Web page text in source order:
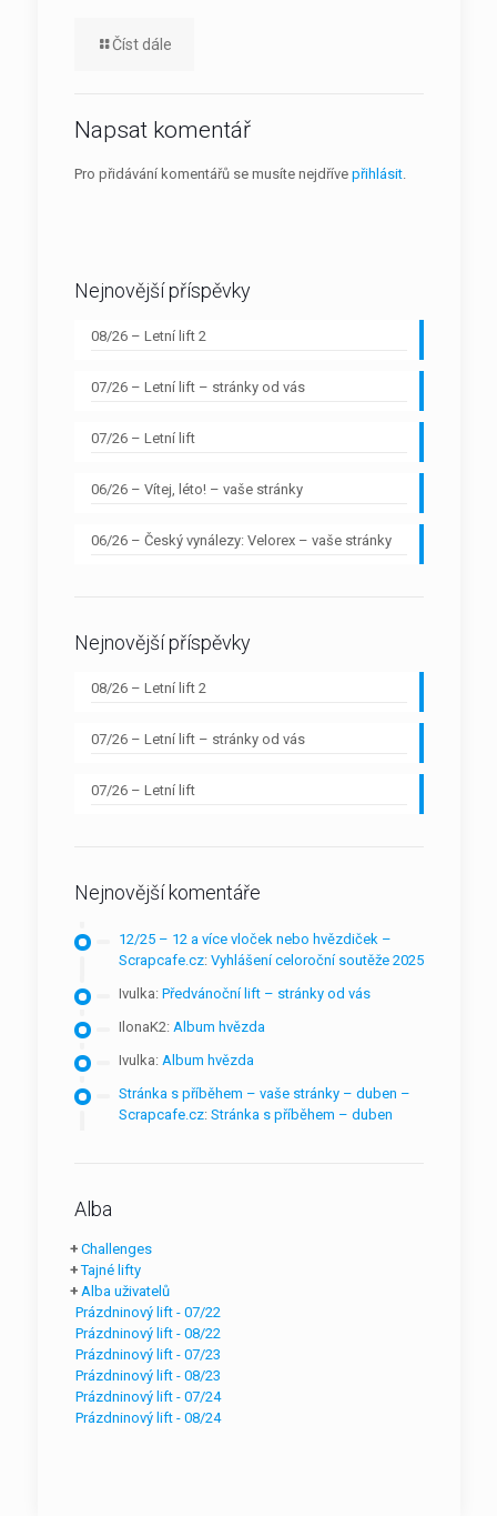
Číst dále
Napsat komentář
Pro přidávání komentářů se musíte nejdříve přihlásit.
Nejnovější příspěvky
08/26 – Letní lift 2
07/26 – Letní lift – stránky od vás
07/26 – Letní lift
06/26 – Vítej, léto! – vaše stránky
06/26 – Český vynálezy: Velorex – vaše stránky
Nejnovější příspěvky
08/26 – Letní lift 2
07/26 – Letní lift – stránky od vás
07/26 – Letní lift
Nejnovější komentáře
12/25 – 12 a více vloček nebo hvězdiček –
Scrapcafe.cz: Vyhlášení celoroční soutěže 2025
Ivulka: Předvánoční lift – stránky od vás
IlonaK2: Album hvězda
Ivulka: Album hvězda
Stránka s příběhem – vaše stránky – duben –
Scrapcafe.cz: Stránka s příběhem – duben
Alba
+ Challenges
+Tajné lifty
+ Alba uživatelů
Prázdninový lift - 07/22
Prázdninový lift - 08/22
Prázdninový lift - 07/23
Prázdninový lift - 08/23
Prázdninový lift - 07/24
Prázdninový lift - 08/24